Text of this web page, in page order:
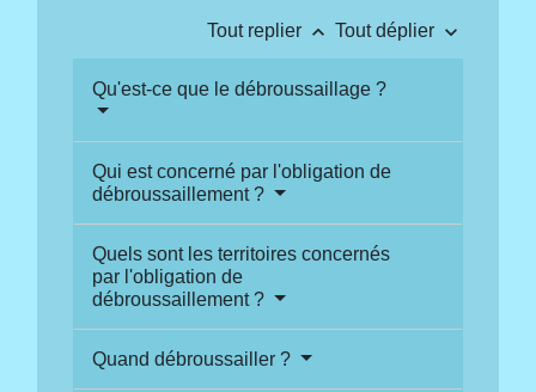
Tout replier keyboard_arrow_up Tout déplier keyboard_arrow_down
Qu'est-ce que le débroussaillage ?
Qui est concerné par l'obligation de
débroussaillement ?
Quels sont les territoires concernés
par l'obligation de
débroussaillement ?
Quand débroussailler ?